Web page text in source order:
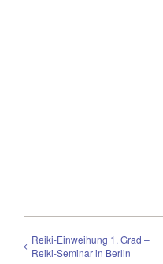
Reiki-Einweihung 1. Grad –
Reiki-Seminar in Berlin